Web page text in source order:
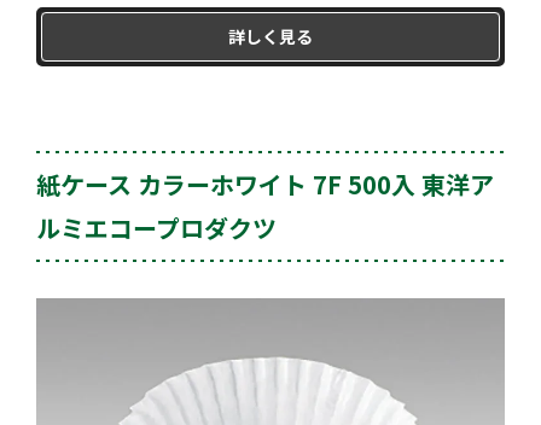
詳しく見る
紙ケース カラーホワイト 7F 500入 東洋ア
ルミエコープロダクツ